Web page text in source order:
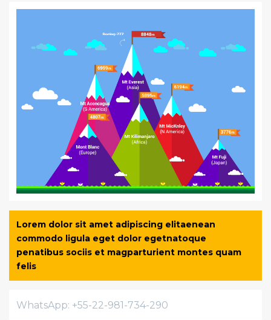
Lorem dolor sit amet adipiscing elitaenean
commodo ligula eget dolor egetnatoque
penatibus sociis et magparturient montes quam
felis
WhatsApp: +55-22-981-734-290